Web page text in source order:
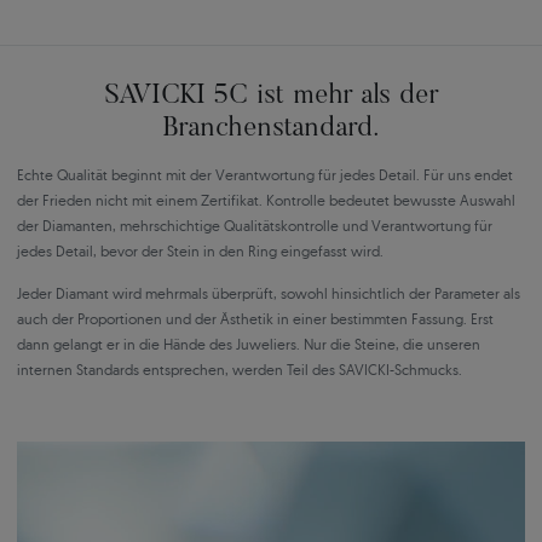
SAVICKI 5C ist mehr als der
Branchenstandard.
Echte Qualität beginnt mit der Verantwortung für jedes Detail. Für uns endet
der Frieden nicht mit einem Zertifikat. Kontrolle bedeutet bewusste Auswahl
der Diamanten, mehrschichtige Qualitätskontrolle und Verantwortung für
jedes Detail, bevor der Stein in den Ring eingefasst wird.
Jeder Diamant wird mehrmals überprüft, sowohl hinsichtlich der Parameter als
auch der Proportionen und der Ästhetik in einer bestimmten Fassung. Erst
dann gelangt er in die Hände des Juweliers. Nur die Steine, die unseren
internen Standards entsprechen, werden Teil des SAVICKI-Schmucks.